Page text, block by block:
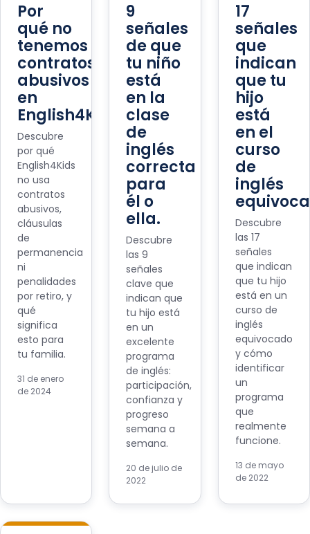
Por
qué no
tenemos
contratos
abusivos
en
English4Kids
Descubre
por qué
English4Kids
no usa
contratos
abusivos,
cláusulas
de
permanencia
ni
penalidades
por retiro, y
qué
significa
esto para
tu familia.
31 de enero
de 2024
9
señales
de que
tu niño
está
en la
clase
de
inglés
correcta
para
él o
ella.
Descubre
las 9
señales
clave que
indican que
tu hijo está
en un
excelente
programa
de inglés:
participación,
confianza y
progreso
semana a
semana.
20 de julio de
2022
17
señales
que
indican
que tu
hijo
está
en el
curso
de
inglés
Descubre
las 17
señales
que indican
que tu hijo
está en un
curso de
inglés
equivocado
y cómo
identificar
un
programa
que
realmente
funcione.
13 de mayo
de 2022